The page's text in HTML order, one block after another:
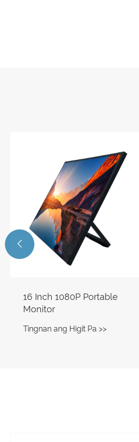
15.6 Inch 1080P Portable
Monitor
Tingnan ang Higit Pa >>
